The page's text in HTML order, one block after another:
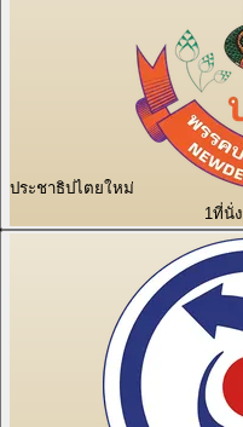
ประชาธิปไตยใหม่
1ที่นั่ง